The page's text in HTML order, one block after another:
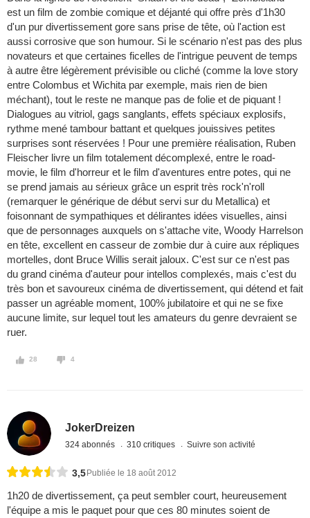
est un film de zombie comique et déjanté qui offre près d'1h30
d'un pur divertissement gore sans prise de tête, où l'action est
aussi corrosive que son humour. Si le scénario n'est pas des plus
novateurs et que certaines ficelles de l'intrigue peuvent de temps
à autre être légèrement prévisible ou cliché (comme la love story
entre Colombus et Wichita par exemple, mais rien de bien
méchant), tout le reste ne manque pas de folie et de piquant !
Dialogues au vitriol, gags sanglants, effets spéciaux explosifs,
rythme mené tambour battant et quelques jouissives petites
surprises sont réservées ! Pour une première réalisation, Ruben
Fleischer livre un film totalement décomplexé, entre le road-
movie, le film d'horreur et le film d'aventures entre potes, qui ne
se prend jamais au sérieux grâce un esprit très rock'n'roll
(remarquer le générique de début servi sur du Metallica) et
foisonnant de sympathiques et délirantes idées visuelles, ainsi
que de personnages auxquels on s'attache vite, Woody Harrelson
en tête, excellent en casseur de zombie dur à cuire aux répliques
mortelles, dont Bruce Willis serait jaloux. C'est sur ce n'est pas
du grand cinéma d'auteur pour intellos complexés, mais c'est du
très bon et savoureux cinéma de divertissement, qui détend et fait
passer un agréable moment, 100% jubilatoire et qui ne se fixe
aucune limite, sur lequel tout les amateurs du genre devraient se
ruer.
28 4
JokerDreizen
324 abonnés 310 critiques Suivre son activité
3,5 Publiée le 18 août 2012
1h20 de divertissement, ça peut sembler court, heureusement
l'équipe a mis le paquet pour que ces 80 minutes soient de